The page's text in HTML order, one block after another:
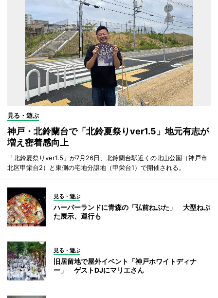
見る・遊ぶ
神戸・北鈴蘭台で「北鈴夏祭りver1.5」地元有志が
増え密着感向上
「北鈴夏祭りver1.5」が7月26日、北鈴蘭台駅近くの北山公園（神戸市
北区甲栄台2）と東側の宅地分譲地（甲栄台1）で開催される。
見る・遊ぶ
ハーバーランドに青森の「弘前ねぷた」 大型ねぷ
た展示、運行も
見る・遊ぶ
旧居留地で屋外イベント「神戸ホワイトディナ
ー」 ゲストDJにマリエさん